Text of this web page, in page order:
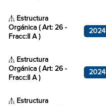
Estructura
Orgánica ( Art: 26 -
Fracc:II A )
2024
Estructura
Orgánica ( Art: 26 -
Fracc:II A )
2024
Estructura